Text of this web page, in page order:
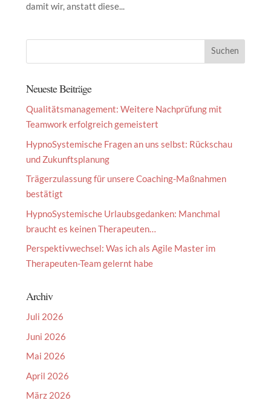
damit wir, anstatt diese...
Neueste Beiträge
Qualitätsmanagement: Weitere Nachprüfung mit
Teamwork erfolgreich gemeistert
HypnoSystemische Fragen an uns selbst: Rückschau
und Zukunftsplanung
Trägerzulassung für unsere Coaching-Maßnahmen
bestätigt
HypnoSystemische Urlaubsgedanken: Manchmal
braucht es keinen Therapeuten…
Perspektivwechsel: Was ich als Agile Master im
Therapeuten-Team gelernt habe
Archiv
Juli 2026
Juni 2026
Mai 2026
April 2026
März 2026